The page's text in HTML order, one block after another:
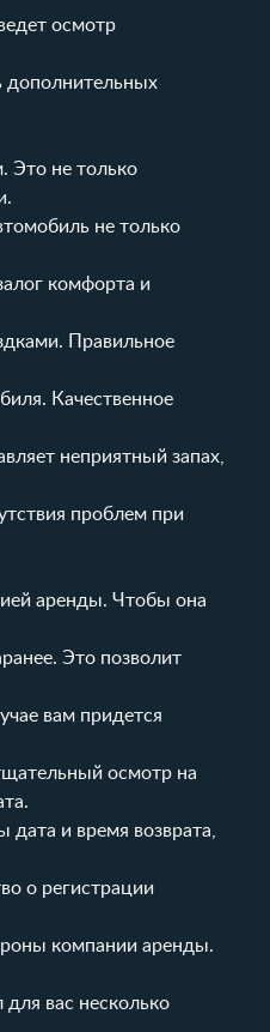
осмотр
дополнительных
Это не только
не только
комфорта и
Правильное
Качественное
неприятный запах,
проблем при
аренды. Чтобы она
Это позволит
вам придется
осмотр на
дата и время возврата,
о регистрации
компании аренды.
вас несколько